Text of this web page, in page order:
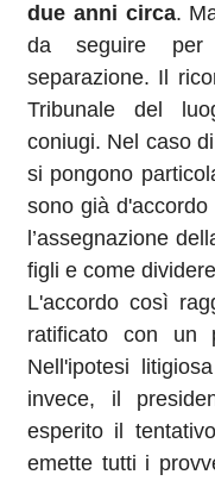
due anni circa.
da seguire
separazione. Il
Tribunale del
coniugi. Nel caso
si pongono
sono già
l’assegnazione
figli e come
L'accordo così
ratificato con un
Nell'ipotesi
invece, il
esperito il
emette tutti i